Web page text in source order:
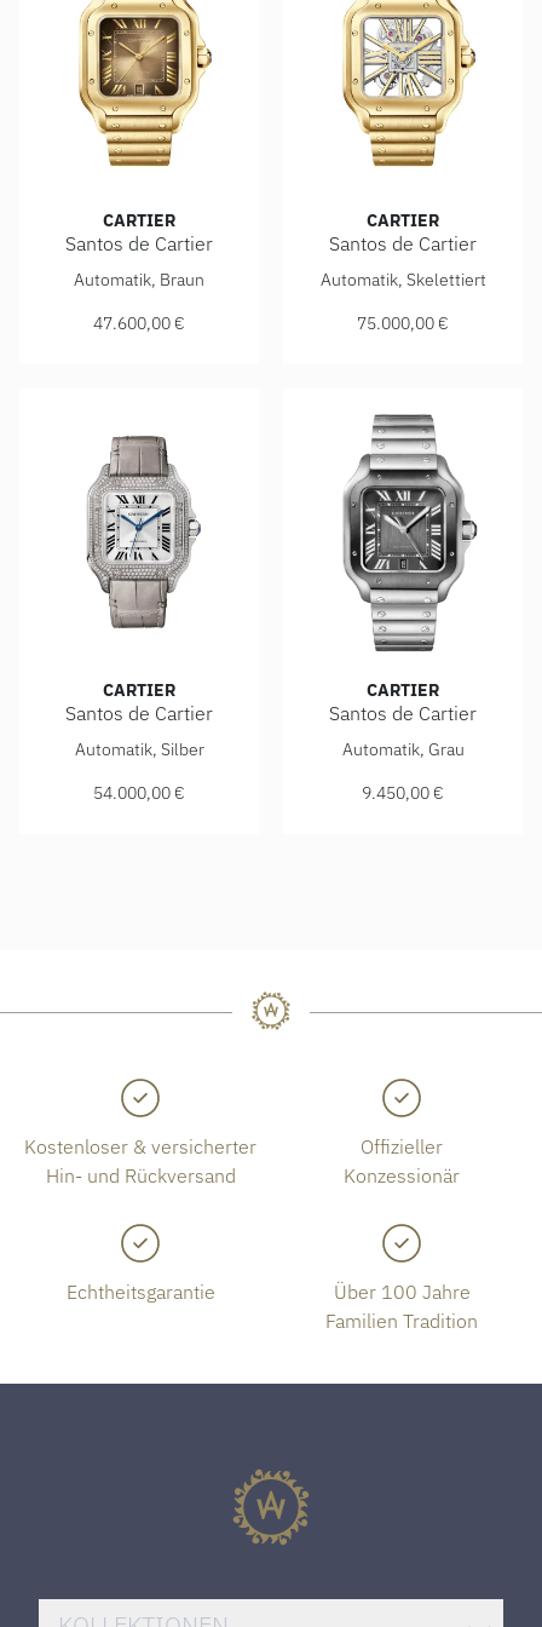
CARTIER
Santos de Cartier
Cartier Santos de Cartier, Ref: WGSA0095, Preis:
Automatik, Braun
47.600,00 €
CARTIER
Santos de Cartier
Cartier Santos de Cartier,
Automatik, Skelettiert
75.000,00 €
CARTIER
Santos de Cartier
Cartier Santos de Cartier, Ref: WJSA0014, Preis:
Automatik, Silber
54.000,00 €
CARTIER
Santos de Cartier
Cartier Santos de Cartier,
Automatik, Grau
9.450,00 €
Kostenloser & versicherter
Hin- und Rückversand
Offizieller
Konzessionär
Echtheitsgarantie
Über 100 Jahre
Familien Tradition